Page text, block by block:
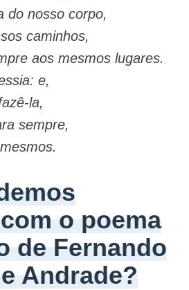
do nosso corpo,
caminhos,
aos mesmos lugares.
e,
la,
sempre,
o poema
de Fernando
Andrade?